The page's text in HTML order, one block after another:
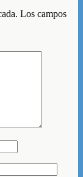
Los campos